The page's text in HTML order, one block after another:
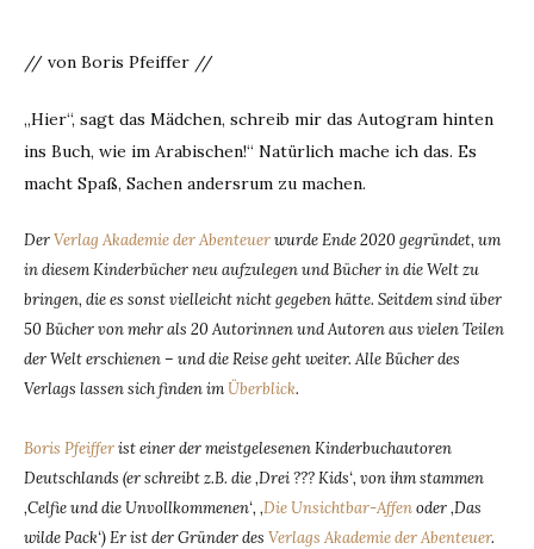
// von Boris Pfeiffer //
„Hier“, sagt das Mädchen, schreib mir das Autogram hinten
ins Buch, wie im Arabischen!“ Natürlich mache ich das. Es
macht Spaß, Sachen andersrum zu machen.
DerVerlag Akademie der Abenteuerwurde Ende 2020 gegründet, um
in diesem Kinderbücher neu aufzulegen und Bücher in die Welt zu
bringen, die es sonst vielleicht nicht gegeben hätte. Seitdem sind über
50 Bücher von mehr als 20 Autorinnen und Autoren aus vielen Teilen
der Welt erschienen – und die Reise geht weiter. Alle Bücher des
Verlags lassen sich finden imÜberblick.
Boris Pfeifferist einer der meistgelesenen Kinderbuchautoren
Deutschlands (er schreibt z.B. die ‚Drei ??? Kids‘, von ihm stammen
‚Celfie und die Unvollkommenen‘, ‚Die Unsichtbar-Affenoder ‚Das
wilde Pack‘) Er ist der Gründer des Verlags Akademie der Abenteuer.